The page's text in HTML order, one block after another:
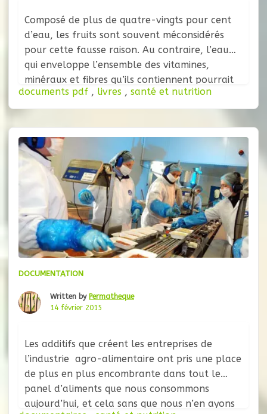
Composé de plus de quatre-vingts pour cent
d’eau, les fruits sont souvent méconsidérés
pour cette fausse raison. Au contraire, l’eau
qui enveloppe l’ensemble des vitamines,
minéraux et fibres qu’ils contiennent pourrait
être comparée à un riche liquide amniotique. Il
faudrait plutôt apprécier cette propriété
consommer crus, cuits, séchés,
documents pdf , livres , santé et nutrition
DOCUMENTATION
Written by Permatheque
14 février 2015
Les additifs que créent les entreprises de
l’industrie agro-alimentaire ont pris une place
de plus en plus encombrante dans tout le
panel d’aliments que nous consommons
aujourd’hui, et cela sans que nous n’en ayons